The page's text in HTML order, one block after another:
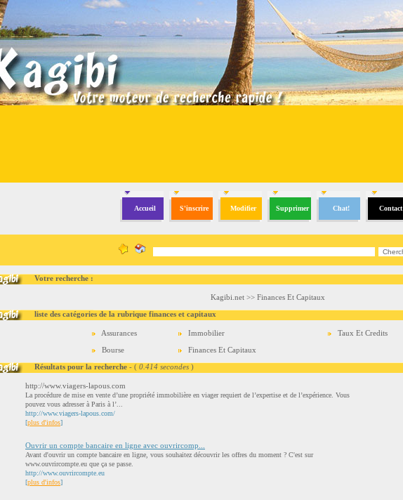
Accueil S'inscrire Modifier Supprimer Chat! Contact
Votre recherche :
Kagibi.net>> Finances Et Capitaux
liste des catégories de la rubrique finances et capitaux
Assurances Immobilier
Taux Et Credits
Bourse
Finances Et Capitaux
Résultats pour la recherche - ( 0.414 secondes )
http://www.viagers-lapous.com
La procédure de mise en vente d’une propriété immobilière en viager requiert de l’expertise et de l’expérience. Vous
pouvez vous adresser à Paris à l’...
http://www.viagers-lapous.com/
[plus d'infos]
Ouvrir un compte bancaire en ligne avec ouvrircomp...
Avant d'ouvrir un compte bancaire en ligne, vous souhaitez découvrir les offres du moment ? C'est sur
www.ouvrircompte.eu que ça se passe.
http://www.ouvrircompte.eu
[plus d'infos]